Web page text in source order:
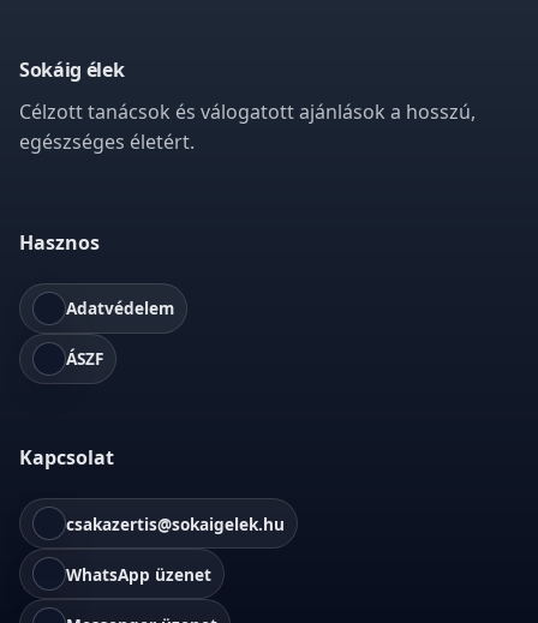
Sokáig élek
Célzott tanácsok és válogatott ajánlások a hosszú,
egészséges életért.
Hasznos
Adatvédelem
ÁSZF
Kapcsolat
csakazertis@sokaigelek.hu
WhatsApp üzenet